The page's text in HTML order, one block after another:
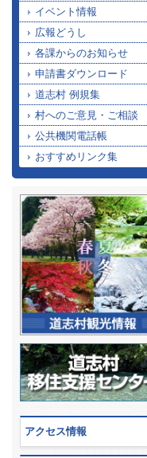
イベント情報
広報どうし
各課からのお知らせ
申請書ダウンロード
道志村 例規集
村へのご意見・ご相談
公共機関電話帳
おすすめリンク集
アクセス情報